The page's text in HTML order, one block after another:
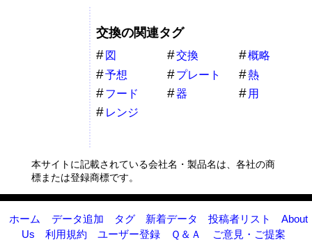
交換の関連タグ
図 交換
概略
予想
プレート
熱
フード
器
用
レンジ
本サイトに記載されている会社名・製品名は、各社の商
標または登録商標です。
ホーム データ追加 タグ 新着データ 投稿者リスト
About
Us
利用規約 ユーザー登録 Ｑ＆Ａ ご意見・ご提案